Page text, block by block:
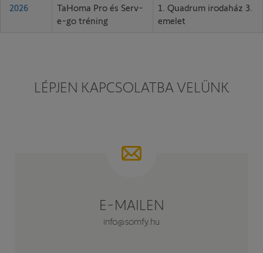
2026
TaHoma Pro és Serv-
e-go tréning
1. Quadrum irodaház 3.
emelet
LÉPJEN KAPCSOLATBA VELÜNK
E-MAILEN
info@somfy.hu